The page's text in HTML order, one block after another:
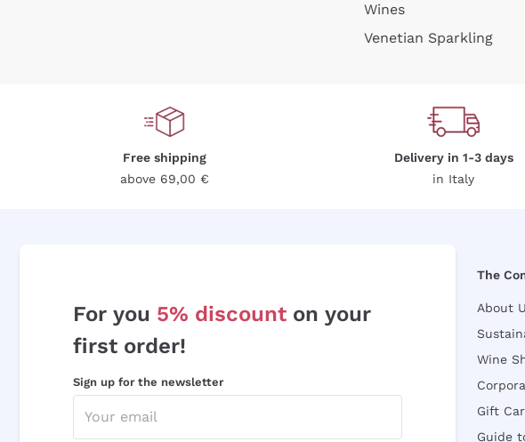
Wines
Venetian Sparkling
Free shipping
above 69,00 €
Delivery in 1-3 days
in Italy
For you 5% discount on your
first order!
Sign up for the newsletter
The
About
Wine
Gift
Guide